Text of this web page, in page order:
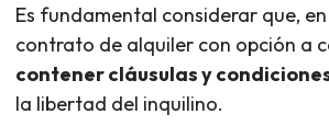
Es fundamental considerar que,
contrato de alquiler con opción a
contener cláusulas y
la libertad del inquilino.